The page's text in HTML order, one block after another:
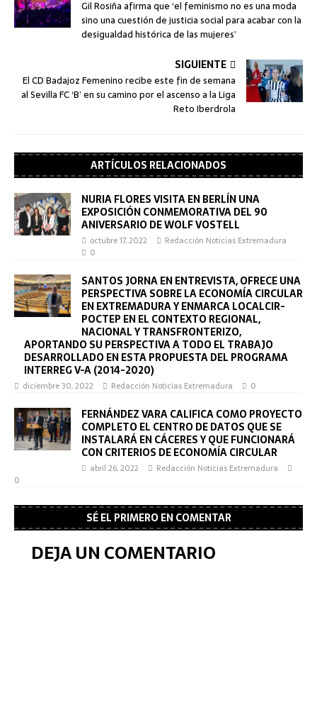
Gil Rosiña afirma que ‘el feminismo no es una moda
sino una cuestión de justicia social para acabar con la
desigualdad histórica de las mujeres’
SIGUIENTE
El CD Badajoz Femenino recibe este fin de semana
al Sevilla FC ‘B’ en su camino por el ascenso a la Liga
Reto Iberdrola
ARTÍCULOS RELACIONADOS
NURIA FLORES VISITA EN BERLÍN UNA
EXPOSICIÓN CONMEMORATIVA DEL 90
ANIVERSARIO DE WOLF VOSTELL
octubre 17, 2022
Redacción Noticias Extremadura
0
SANTOS JORNA EN ENTREVISTA, OFRECE UNA
PERSPECTIVA SOBRE LA ECONOMÍA CIRCULAR
EN EXTREMADURA Y ENMARCA LOCALCIR-
POCTEP EN EL CONTEXTO REGIONAL,
NACIONAL Y TRANSFRONTERIZO,
APORTANDO SU PERSPECTIVA A TODO EL TRABAJO
DESARROLLADO EN ESTA PROPUESTA DEL PROGRAMA
INTERREG V-A (2014-2020)
diciembre 30, 2022 Redacción Noticias Extremadura 0
FERNÁNDEZ VARA CALIFICA COMO PROYECTO
COMPLETO EL CENTRO DE DATOS QUE SE
INSTALARÁ EN CÁCERES Y QUE FUNCIONARÁ
CON CRITERIOS DE ECONOMÍA CIRCULAR
abril 26, 2022
Redacción Noticias Extremadura
0
SÉ EL PRIMERO EN COMENTAR
DEJA UN COMENTARIO